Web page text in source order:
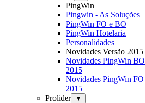
PingWin
Pingwin - As Soluções
PingWin FO e BO
PingWin Hotelaria
Personalidades
Novidades Versão 2015
Novidades PingWin BO
2015
Novidades PingWin FO
2015
Prolider
▼